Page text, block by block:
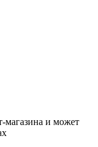
магазина и может